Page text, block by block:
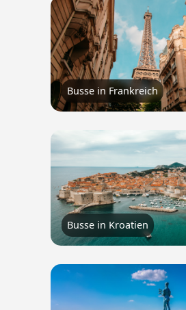
Busse in Frankreich
Busse in Kroatien